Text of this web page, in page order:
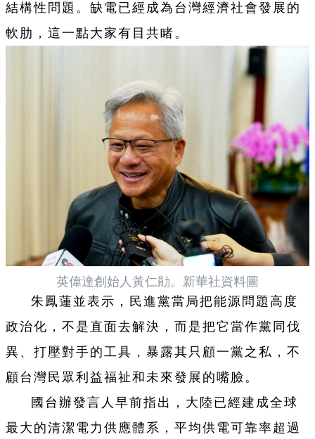
結構性問題。缺電已經成為台灣經濟社會發展的
軟肋，這一點大家有目共睹。
英偉達創始人黃仁勛。新華社資料圖
朱鳳蓮並表示，民進黨當局把能源問題高度
政治化，不是直面去解決，而是把它當作黨同伐
異、打壓對手的工具，暴露其只顧一黨之私，不
顧台灣民眾利益福祉和未來發展的嘴臉。
國台辦發言人早前指出，大陸已經建成全球
最大的清潔電力供應體系，平均供電可靠率超過